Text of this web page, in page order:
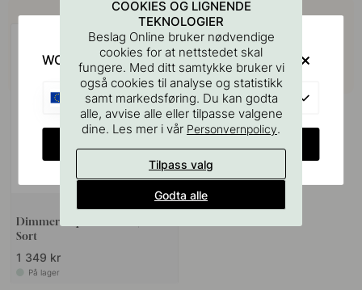
Kjøp sammen med
Dimmer Capsens FW - 12/24V -
Sort
1 349 kr
På lager
COOKIES OG LIGNENDE
TEKNOLOGIER
Beslag Online bruker nødvendige
cookies for at nettstedet skal
fungere. Med ditt samtykke bruker vi
også cookies til analyse og statistikk
samt markedsføring. Du kan godta
alle, avvise alle eller tilpasse valgene
dine. Les mer i vår Personvernpolicy.
Tilpass valg
Godta alle
WOULD YOU RATHER VISIT?
EU